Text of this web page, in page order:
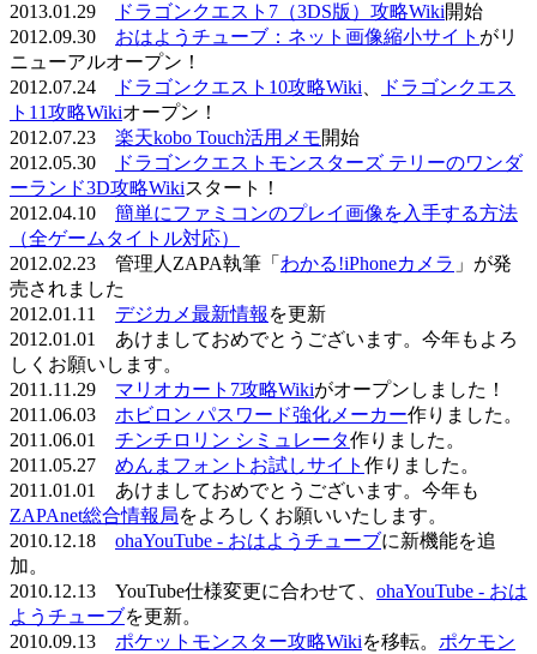
2013.01.29
ドラゴンクエスト7（3DS版）攻略Wiki開始
2012.09.30 おはようチューブ：ネット画像縮小サイト がリ
ニューアルオープン！
2012.07.24
ドラゴンクエスト10攻略Wiki
ドラゴンクエス
ト11攻略Wikiオープン！
2012.07.23 楽天kobo Touch活用メモ開始
2012.05.30
ドラゴンクエストモンスターズ テリーのワンダ
ーランド3D攻略Wikiスタート！
2012.04.10 簡単にファミコンのプレイ画像を入手する方法
（全ゲームタイトル対応）
2012.02.23 管理人ZAPA執筆「 わかる!iPhoneカメラ 」が発
売されました
2012.01.11 デジカメ最新情報 を更新
2012.01.01 あけましておめでとうございます。今年もよろ
しくお願いします。
2011.11.29 マリオカート7攻略Wikiがオープンしました！
2011.06.03 ホビロン パスワード強化メーカー作りました。
2011.06.01 チンチロリン シミュレータ作りました。
2011.05.27 めんまフォントお試しサイト 作りました。
2011.01.01 あけましておめでとうございます。今年も
ZAPAnet総合情報局をよろしくお願いいたします。
2010.12.18 ohaYouTube - おはようチューブに新機能を追
加。
2010.12.13 YouTube仕様変更に合わせて、 ohaYouTube - おは
ようチューブを更新。
2010.09.13 ポケットモンスター攻略Wikiを移転。 ポケモン